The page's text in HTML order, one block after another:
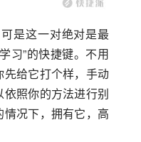
是这一对绝对是最
习”的快捷键。不用
给它打个样，手动
照你的方法进行别
况下，拥有它，高